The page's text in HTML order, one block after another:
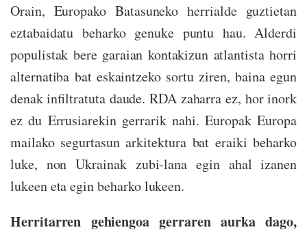
Orain, Europako Batasuneko herrialde guztietan
eztabaidatu beharko genuke puntu hau. Alderdi
populistak bere garaian kontakizun atlantista horri
alternatiba bat eskaintzeko sortu ziren, baina egun
denak infiltratuta daude. RDA zaharra ez, hor inork
ez du Errusiarekin gerrarik nahi. Europak Europa
mailako segurtasun arkitektura bat eraiki beharko
luke, non Ukrainak zubi-lana egin ahal izanen
lukeen eta egin beharko lukeen.
Herritarren gehiengoa gerraren aurka dago,